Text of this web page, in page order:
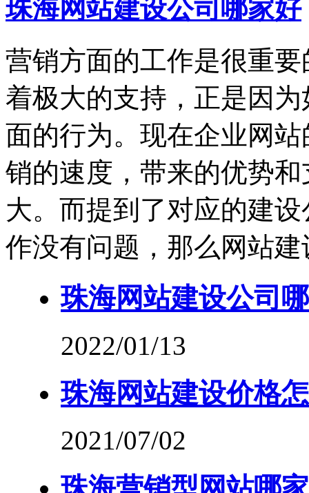
珠海网站建设公司哪家好
营销方面的工作是很重
着极大的支持，正是因
面的行为。现在企业网
销的速度，带来的优势
大。而提到了对应的建
作没有问题，那么网站
珠海网站建设公司
2022/01/13
珠海网站建设价格
2021/07/02